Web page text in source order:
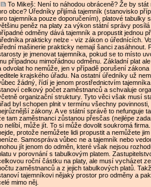
To Mikeš: Není to náhodou obráceně? Že by stát
obce? Úředníky přijímá tajemník (stanovisko
tajemníka pouze doporučením), platové tabulky
peněz na platy za výkon státní správy
odměny dává tajemník a propustit jednou
prakticky nelze - viz zákon o úřednících.
mašinerie prakticky nemají šanci zasáhnout.
je jmenovat tajemníka, pokud se to místo
případnou mimořádnou odměnu. Základní plat
odvolat ho nemůže, jen v případě porušení
krajského úřadu. Na ostatní úředníky už
žádný, řídí je jenom prostřednictvím
celkový počet zaměstnanců a schvaluje
organizační struktury. Tyto věci však musí
byl schopen plnit v termínu všechny
zákony. A ve státní správě to nefunguje
tam zaměstnanci zůstanou přesčas (nejlépe
nelíbí, může jít. To si může dovolit soukromá
protože nemůžete lidi propustit a nemůžete
Samospráva vůbec ne a tajemník nebo
jít jenom do odměn, které však nejsou
v porovnání s tabulkovým platem.
roční částku na platy, ale musí vycházet
zaměstnanců a z jejich tabulkových platů.
tajemníkovi nějaký prostor pro odměny a
mimo něj.